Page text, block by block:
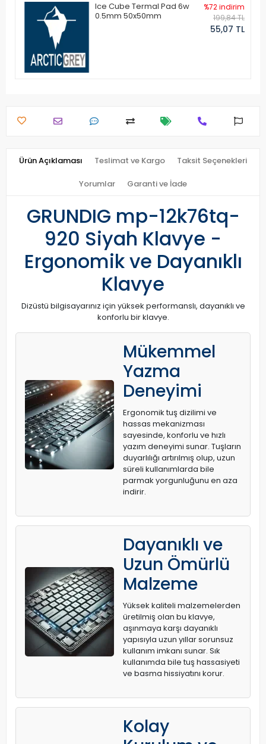
Ice Cube Termal Pad 6w
0.5mm 50x50mm
%72 indirim
199,84 TL
55,07 TL
Ürün Açıklaması Teslimat ve Kargo Taksit Seçenekleri
Yorumlar Garanti ve İade
GRUNDIG mp-12k76tq-
920 Siyah Klavye -
Ergonomik ve Dayanıklı
Klavye
Dizüstü bilgisayarınız için yüksek performanslı, dayanıklı ve
konforlu bir klavye.
Mükemmel
Yazma
Deneyimi
Ergonomik tuş dizilimi ve
hassas mekanizması
sayesinde, konforlu ve hızlı
yazım deneyimi sunar. Tuşların
duyarlılığı artırılmış olup, uzun
süreli kullanımlarda bile
parmak yorgunluğunu en aza
indirir.
Dayanıklı ve
Uzun Ömürlü
Malzeme
Yüksek kaliteli malzemelerden
üretilmiş olan bu klavye,
aşınmaya karşı dayanıklı
yapısıyla uzun yıllar sorunsuz
kullanım imkanı sunar. Sık
kullanımda bile tuş hassasiyeti
ve basma hissiyatını korur.
Kolay